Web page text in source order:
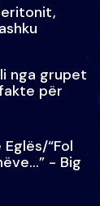
nga grupet
për
“Fol
- Big